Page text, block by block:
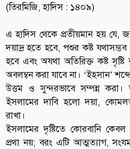
(তিরমিজি, হাদিস : ১৪০৯)
এ হাদিস থেকে প্রতীয়মান হয় যে,
দয়াদ্র হতে হবে, পশুর কষ্ট
হবে এবং অযথা অতিরিক্ত কষ্ট
অবলম্বন করা যাবে না। ‘ইহসান’
উত্তম ও সুন্দরভাবে সম্পন্ন করা।
ইসলামের দাবি হলো দয়া,
রাখা।
ইসলামের দৃষ্টিতে কোরবানি কেবল
প্রথা নয়; বরং এটি আত্মত্যাগ,